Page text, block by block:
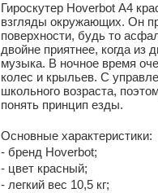
Гироскутер Hoverbot А4
взгляды окружающих. Он
поверхности, будь то
двойне приятнее, когда из
музыка. В ночное время
колес и крыльев. С
школьного возраста,
понять принцип езды.
Основные характеристики:
- бренд Hoverbot;
- цвет красный;
- легкий вес 10,5 кг;